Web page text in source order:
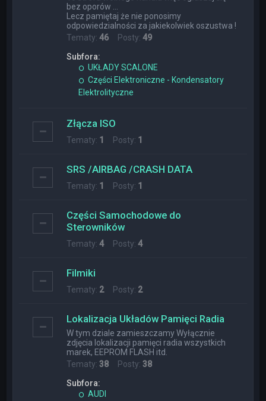
bez oporów ...
Lecz pamiętaj że nie ponosimy
odpowiedzialności za jakiekolwiek oszustwa !
Tematy:46 Posty:49
Subfora:
UKŁADY SCALONE
Części Elektroniczne - Kondensatory
Elektrolityczne
Złącza ISO
Tematy: 1 Posty: 1
SRS /AIRBAG /CRASH DATA
Tematy: 1 Posty: 1
Części Samochodowe do
Sterowników
Tematy:4Posty:4
Filmiki
Tematy: 2Posty: 2
Lokalizacja Układów Pamięci Radia
W tym dziale zamieszczamy Wyłącznie
zdjęcia lokalizacji pamięci radia wszystkich
marek, EEPROM FLASH itd.
Tematy:38 Posty:38
Subfora:
AUDI